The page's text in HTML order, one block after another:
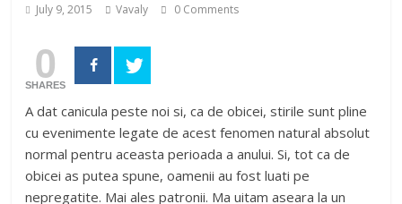
July 9, 2015 Vavaly 0 Comments
0
SHARES
A dat canicula peste noi si, ca de obicei, stirile sunt pline
cu evenimente legate de acest fenomen natural absolut
normal pentru aceasta perioada a anului. Si, tot ca de
obicei as putea spune, oamenii au fost luati pe
nepregatite. Mai ales patronii. Ma uitam aseara la un